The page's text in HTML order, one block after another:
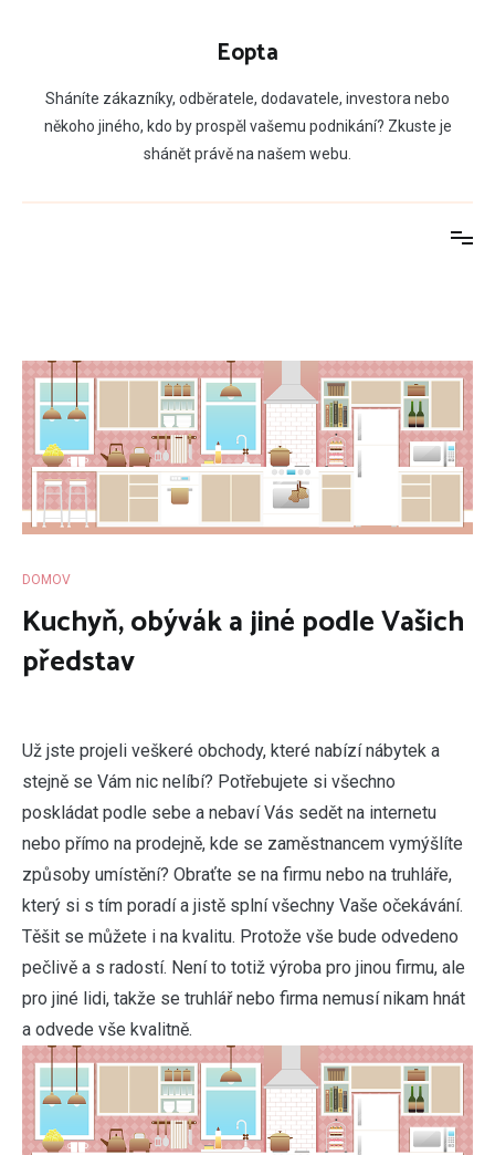
Eopta
Sháníte zákazníky, odběratele, dodavatele, investora nebo
někoho jiného, kdo by prospěl vašemu podnikání? Zkuste je
shánět právě na našem webu.
DOMOV
Kuchyň, obývák a jiné podle Vašich
představ
Už jste projeli veškeré obchody, které nabízí nábytek a
stejně se Vám nic nelíbí? Potřebujete si všechno
poskládat podle sebe a nebaví Vás sedět na internetu
nebo přímo na prodejně, kde se zaměstnancem vymýšlíte
způsoby umístění? Obraťte se na firmu nebo na truhláře,
který si s tím poradí a jistě splní všechny Vaše očekávání.
Těšit se můžete i na kvalitu. Protože vše bude odvedeno
pečlivě a s radostí. Není to totiž výroba pro jinou firmu, ale
pro jiné lidi, takže se truhlář nebo firma nemusí nikam hnát
a odvede vše kvalitně.